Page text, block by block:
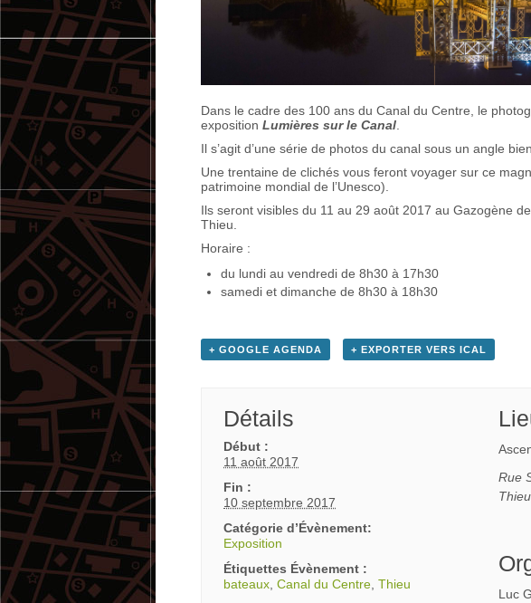
Dans le cadre des 100 ans du Canal du Centre, le
exposition Lumières sur le Canal
Il s’agit d’une série de photos du canal sous un angle
Une trentaine de clichés vous feront voyager sur ce
patrimoine mondial de l’Unesco).
Ils seront visibles du 11 au 29 août 2017 au Gazogène
Thieu.
Horaire :
du lundi au vendredi de 8h30 à 17h30
samedi et dimanche de 8h30 à 18h30
+ GOOGLE AGENDA + EXPORTER VERS ICAL
Détails
Début :
11 août 2017
Fin :
10 septembre 2017
Catégorie d’Évènement:
Exposition
Étiquettes Évènement :
bateaux ,Canal du Centre ,Thieu
Rue
Thieu
Luc